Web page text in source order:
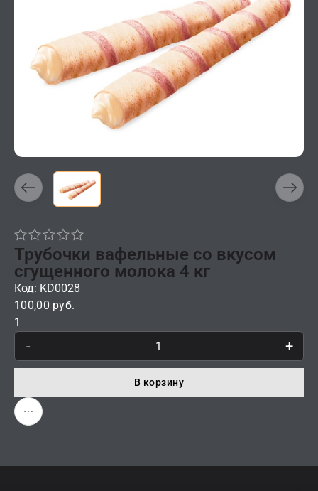
Трубочки вафельные со вкусом
сгущенного молока 4 кг
Код: KD0028
100,00 руб.
1
- +
В корзину